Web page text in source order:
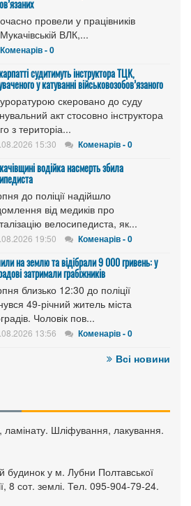
провели у працівників
ВЛК,...
Коменарів - 0
судитимуть інструктора ТЦК,
у катуванні військовозобов’язаного
скеровано до суду
акт стосовно інструктора
з територіа...
15:30 Коменарів - 0
водійка насмерть збила
до поліції надійшло
від медиків про
велосипедиста, як...
19:50 Коменарів - 0
на землю та відібрали 9 000 гривень: у
затримали грабіжників
близько 12:30 до поліції
49-річний житель міста
Чоловік пов...
13:56 Коменарів - 0
Всі новини
ламінату. Шліфування, лакування.
у м. Лубни Полтавської
8 сот. землі. Тел. 095-904-79-24.